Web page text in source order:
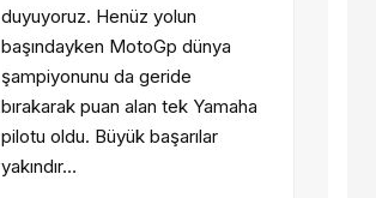
duyuyoruz. Henüz yolun
başındayken MotoGp dünya
şampiyonunu da geride
bırakarak puan alan tek Yamaha
pilotu oldu. Büyük başarılar
yakındır…